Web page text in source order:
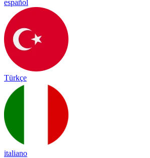
español
Türkçe
italiano